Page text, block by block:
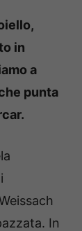
in
a
punta
In